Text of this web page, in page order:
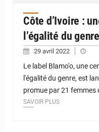
Côte d’Ivoire :
l’égalité du genre
29 avril 2022
Le label Blamo'o, une
l'égalité du genre, est
promue par 21 femmes
SAVOIR PLUS